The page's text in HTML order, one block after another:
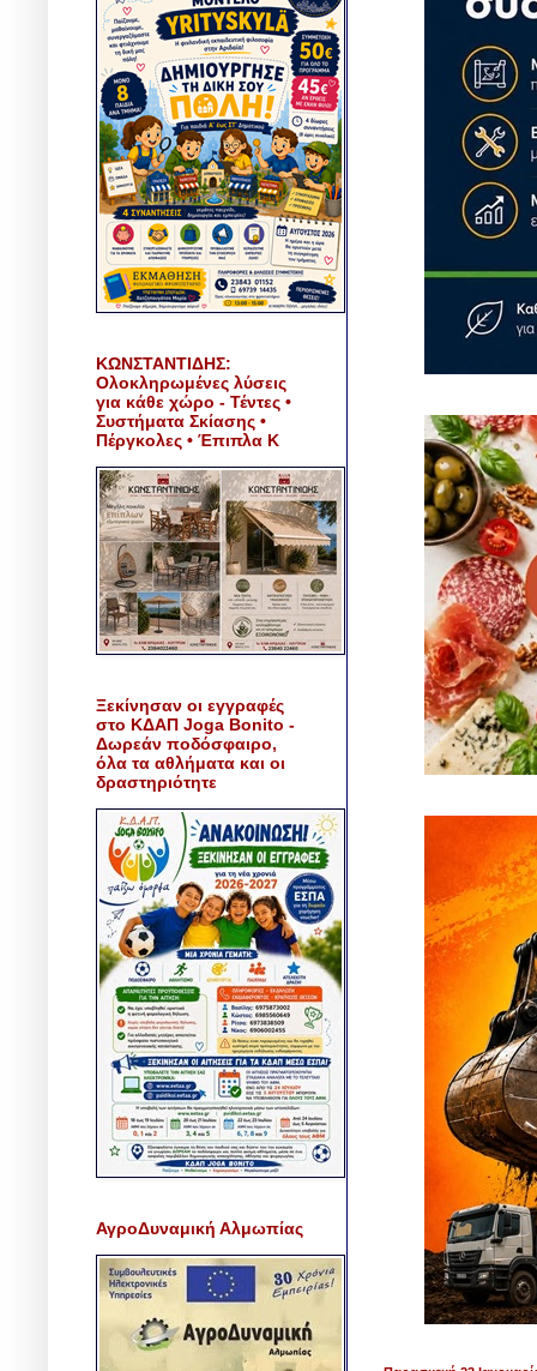
ΚΩΝΣΤΑΝΤΙΔΗΣ:
Ολοκληρωμένες λύσεις
για κάθε χώρο - Τέντες •
Συστήματα Σκίασης •
Πέργκολες • Έπιπλα Κ
Ξεκίνησαν οι εγγραφές
στο ΚΔΑΠ Joga Bonito -
Δωρεάν ποδόσφαιρο,
όλα τα αθλήματα και οι
δραστηριότητε
ΑγροΔυναμική Αλμωπίας